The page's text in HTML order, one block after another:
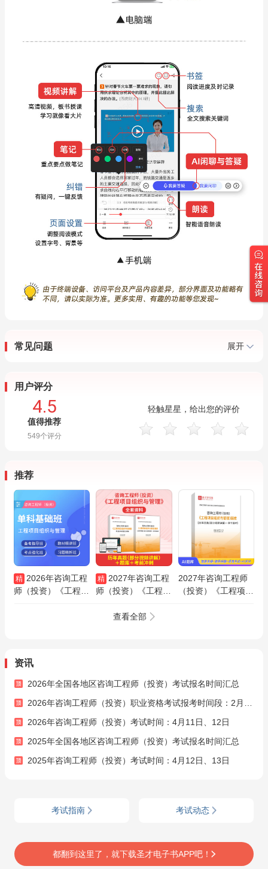
常见问题 展开
用户评分
4.5
值得推荐
549个评分
轻触星星，给出您的评价
推荐
精 2026年咨询工程
师（投资）《工程项
精 2027年咨询工程
师（投资）《工程项
资料【历年真题（部
2027年咨询工程师
（投资）《工程项目
查看全部
资讯
2026年全国各地区咨询工程师（投资）考试报名时间汇总
2026年咨询工程师（投资）考试时间：4月11日、12日
2025年全国各地区咨询工程师（投资）考试报名时间汇总
2025年咨询工程师（投资）考试时间：4月12日、13日
考试指南 考试动态
都翻到这里了，就下载圣才电子书APP吧！